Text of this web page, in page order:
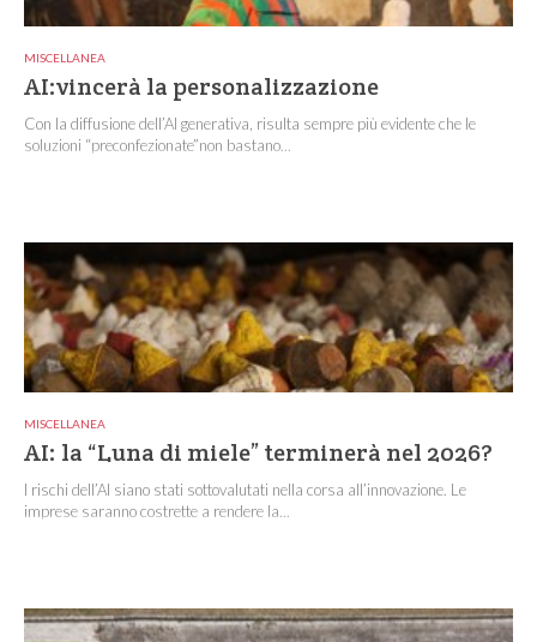
MISCELLANEA
AI:vincerà la personalizzazione
Con la diffusione dell’AI generativa, risulta sempre più evidente che le
soluzioni “preconfezionate”non bastano...
MISCELLANEA
AI: la “Luna di miele” terminerà nel 2026?
I rischi dell’AI siano stati sottovalutati nella corsa all’innovazione. Le
imprese saranno costrette a rendere la...